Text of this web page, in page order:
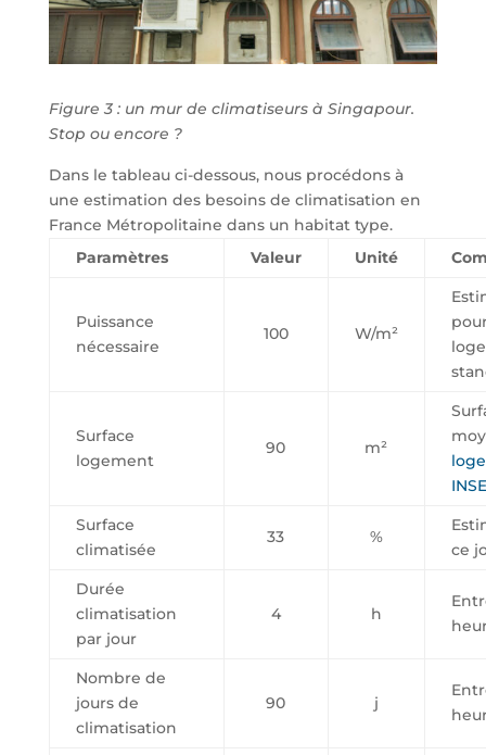
Figure 3 : un mur de climatiseurs à Singapour.
Stop ou encore ?
Dans le tableau ci-dessous, nous procédons à
une estimation des besoins de climatisation en
France Métropolitaine dans un habitat type.
Paramètres
Valeur Unité
Puissance
nécessaire
100 W/m²
Surface
logement
90 m²
Surface
climatisée
33 %
ce
Durée
climatisation
par jour
4 h
Nombre de
jours de
climatisation
90 j